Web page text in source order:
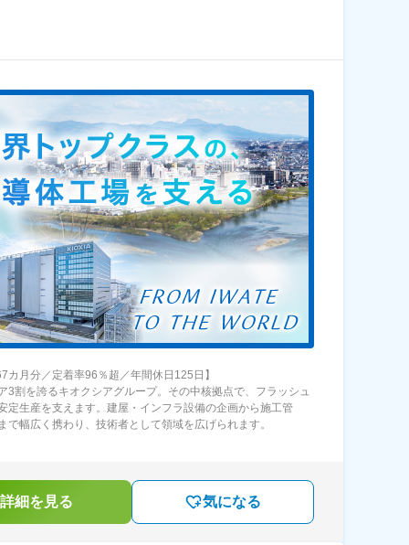
カ月分／定着率96％超／年間休日125日】
3割を誇るキオクシアグループ。その中核拠点で、フラッシュ
定生産を支えます。建屋・インフラ設備の企画から施工管
で幅広く携わり、技術者として領域を広げられます。
細を見る 気になる